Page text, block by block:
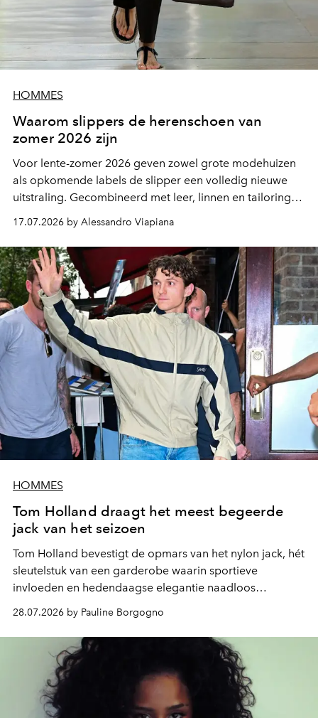
HOMMES
Waarom slippers de herenschoen van
zomer 2026 zijn
Voor lente-zomer 2026 geven zowel grote modehuizen
als opkomende labels de slipper een volledig nieuwe
uitstraling. Gecombineerd met leer, linnen en tailoring
groeit hij uit tot een opvallend mode-item dat niemand
onverschillig laat.
17.07.2026 by Alessandro Viapiana
HOMMES
Tom Holland draagt het meest begeerde
jack van het seizoen
Tom Holland bevestigt de opmars van het nylon jack, hét
sleutelstuk van een garderobe waarin sportieve
invloeden en hedendaagse elegantie naadloos
samenkomen.
28.07.2026 by Pauline Borgogno